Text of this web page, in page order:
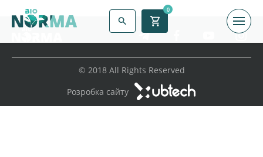
0
© 2018 All Rights Reserved
Розробка сайту